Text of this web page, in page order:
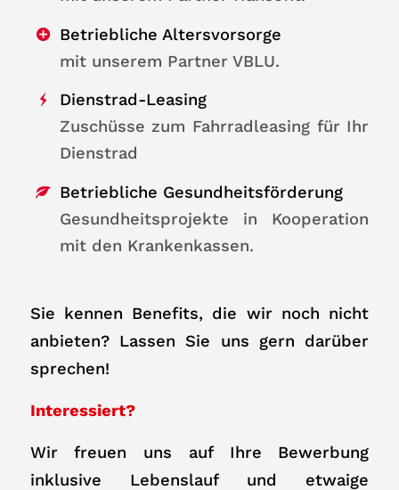
Betriebliche Altersvorsorge
mit unserem Partner VBLU.
Dienstrad-Leasing
Zuschüsse zum Fahrradleasing für Ihr
Dienstrad
Betriebliche Gesundheitsförderung
Gesundheitsprojekte in Kooperation
mit den Krankenkassen.
Sie kennen Benefits, die wir noch nicht
anbieten? Lassen Sie uns gern darüber
sprechen!
Interessiert?
Wir freuen uns auf Ihre Bewerbung
inklusive Lebenslauf und etwaige